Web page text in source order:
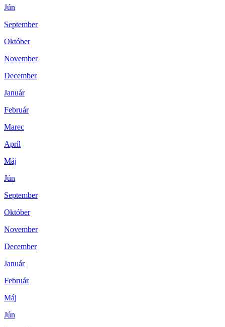
Jún
September
Október
November
December
Január
Február
Marec
Apríl
Máj
Jún
September
Október
November
December
Január
Február
Máj
Jún